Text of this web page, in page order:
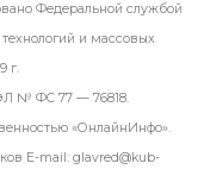
Федеральной службой
и массовых
г.
№ ФС 77 — 76818.
«ОнлайнИнфо».
E-mail: glavred@kub-